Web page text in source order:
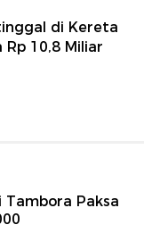
di Kereta
Rp 10,8 Miliar
Tambora Paksa